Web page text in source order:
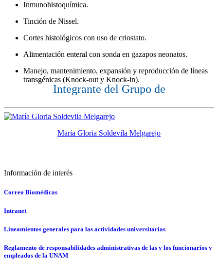
Inmunohistoquímica.
Tinción de Nissel.
Cortes histológicos con uso de criostato.
Alimentación enteral con sonda en gazapos neonatos.
Manejo, mantenimiento, expansión y reproducción de líneas
transgénicas (Knock-out y Knock-in).
Integrante del Grupo de
María Gloria Soldevila Melgarejo
Información de interés
Correo Biomédicas
Intranet
Lineamientos generales para las actividades universitarias
Reglamento de responsabilidades administrativas de las y los funcionarios y
empleados de la UNAM